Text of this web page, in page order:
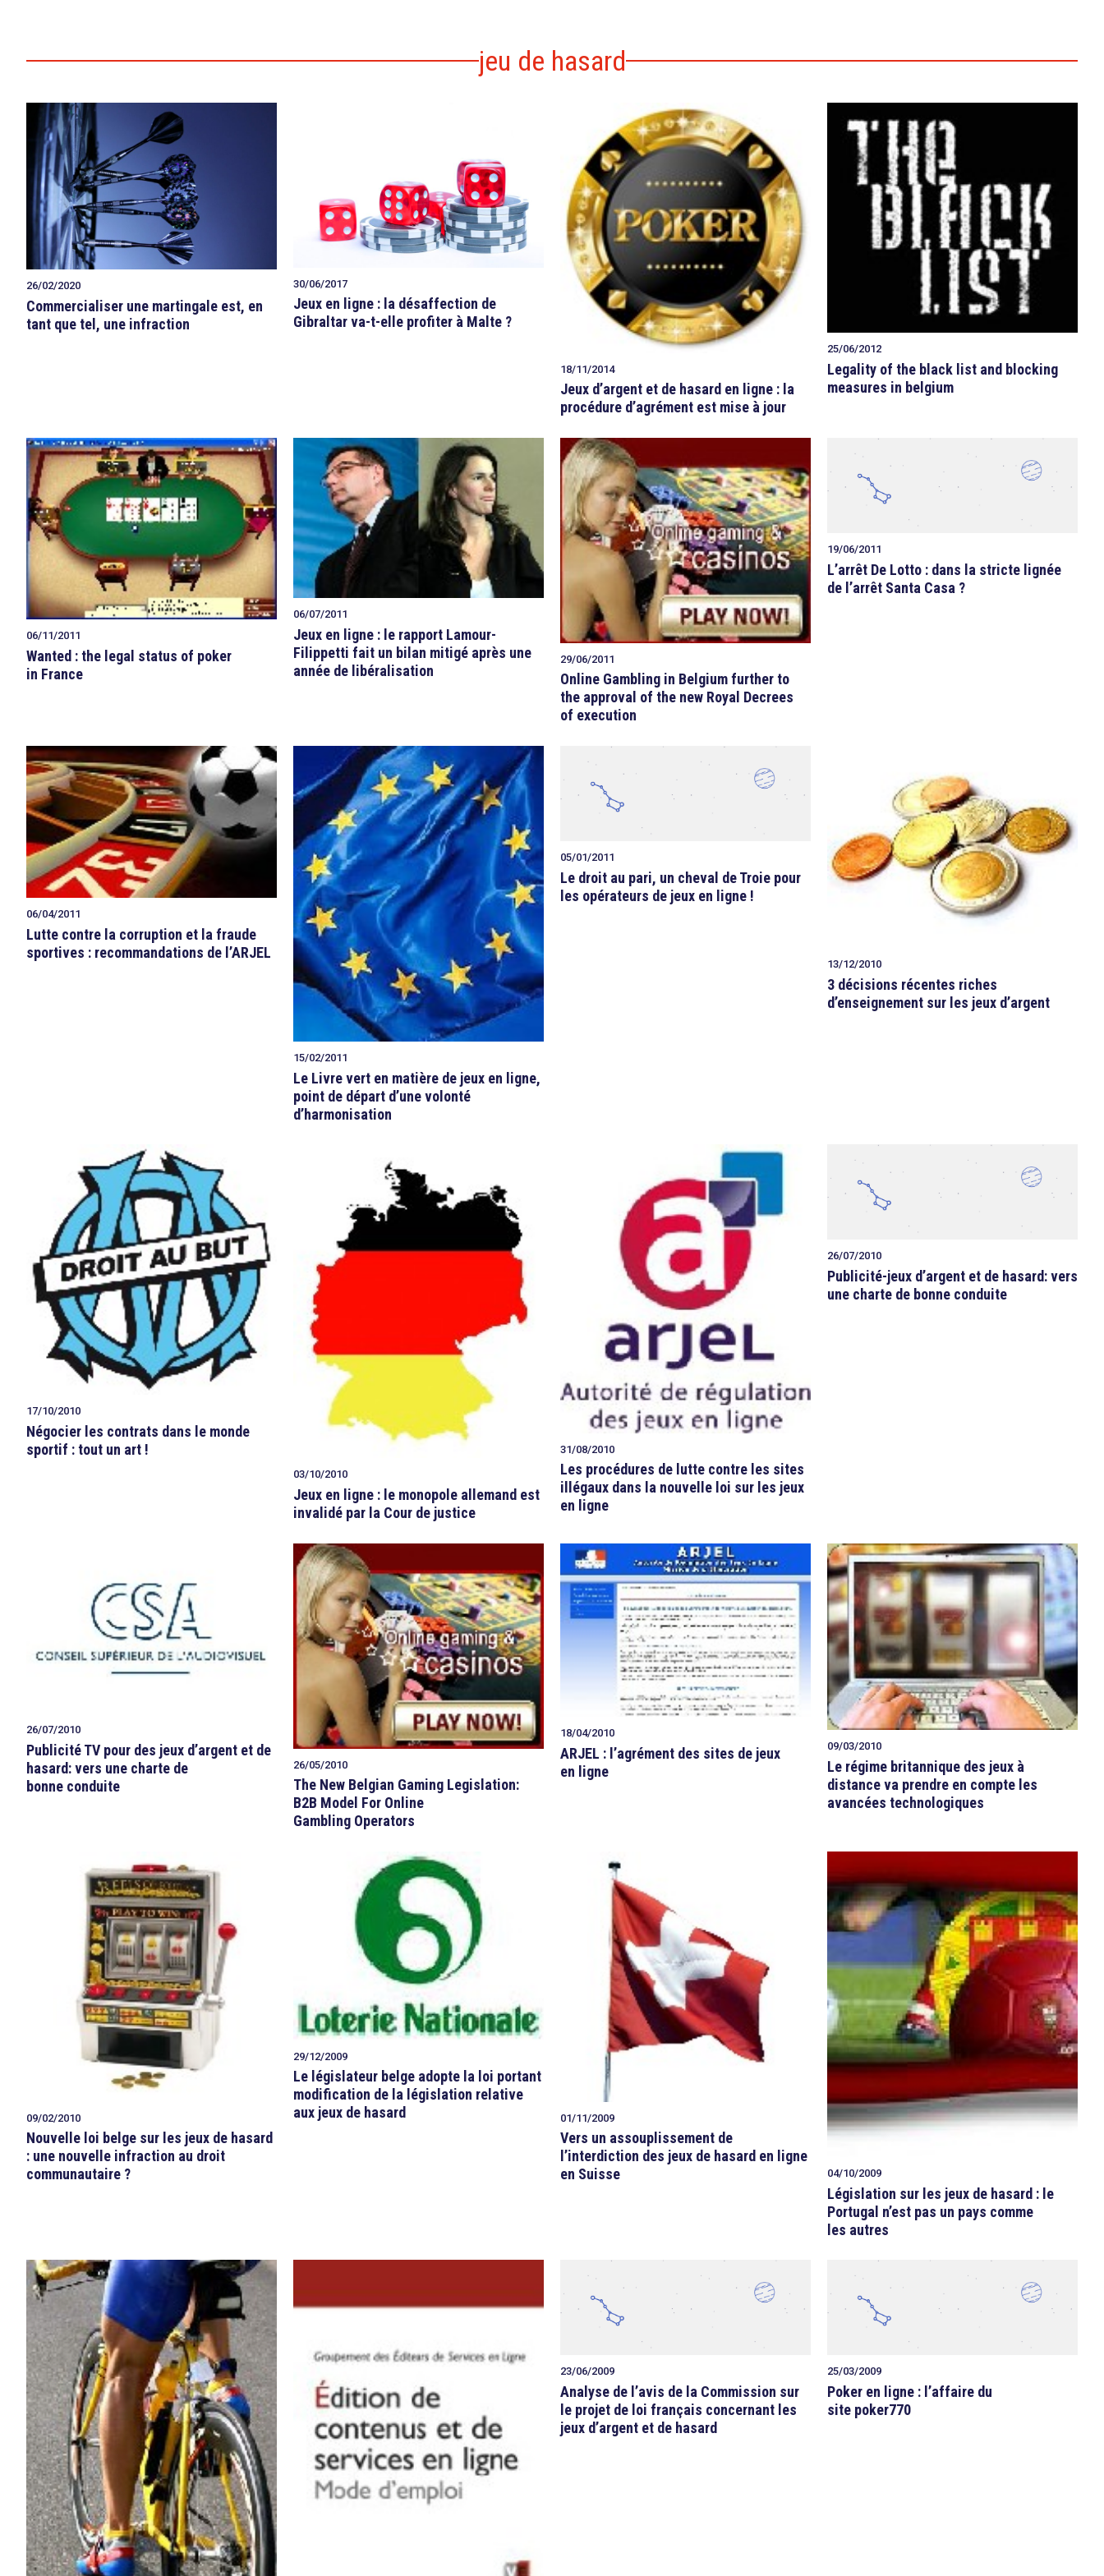
jeu de hasard
26/02/2020
Commercialiser une martingale est, en
tant que tel, une infraction
30/06/2017
Jeux en ligne : la désaffection de
Gibraltar va-t-elle profiter à Malte ?
18/11/2014
Jeux d’argent et de hasard en ligne : la
procédure d’agrément est mise à jour
25/06/2012
Legality of the black list and blocking
measures in belgium
06/11/2011
Wanted : the legal status of poker
in France
06/07/2011
Jeux en ligne : le rapport Lamour-
Filippetti fait un bilan mitigé après une
année de libéralisation
29/06/2011
Online Gambling in Belgium further to
the approval of the new Royal Decrees
of execution
19/06/2011
L’arrêt De Lotto : dans la stricte lignée
de l’arrêt Santa Casa ?
06/04/2011
Lutte contre la corruption et la fraude
sportives : recommandations de l’ARJEL
15/02/2011
Le Livre vert en matière de jeux en ligne,
point de départ d’une volonté
d’harmonisation
05/01/2011
Le droit au pari, un cheval de Troie pour
les opérateurs de jeux en ligne !
13/12/2010
3 décisions récentes riches
d’enseignement sur les jeux d’argent
17/10/2010
Négocier les contrats dans le monde
sportif : tout un art !
03/10/2010
Jeux en ligne : le monopole allemand est
invalidé par la Cour de justice
31/08/2010
Les procédures de lutte contre les sites
illégaux dans la nouvelle loi sur les jeux
en ligne
26/07/2010
Publicité-jeux d’argent et de hasard: vers
une charte de bonne conduite
26/07/2010
Publicité TV pour des jeux d’argent et de
hasard: vers une charte de
bonne conduite
26/05/2010
The New Belgian Gaming Legislation:
B2B Model For Online
Gambling Operators
18/04/2010
ARJEL : l’agrément des sites de jeux
en ligne
09/03/2010
Le régime britannique des jeux à
distance va prendre en compte les
avancées technologiques
09/02/2010
Nouvelle loi belge sur les jeux de hasard
: une nouvelle infraction au droit
communautaire ?
29/12/2009
Le législateur belge adopte la loi portant
modification de la législation relative
aux jeux de hasard
01/11/2009
Vers un assouplissement de
l’interdiction des jeux de hasard en ligne
en Suisse
04/10/2009
Législation sur les jeux de hasard : le
Portugal n’est pas un pays comme
les autres
23/06/2009
Analyse de l’avis de la Commission sur
le projet de loi français concernant les
jeux d’argent et de hasard
25/03/2009
Poker en ligne : l’affaire du
site poker770
search